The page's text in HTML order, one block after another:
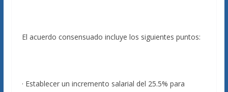
El acuerdo consensuado incluye los siguientes puntos:
· Establecer un incremento salarial del 25.5% para